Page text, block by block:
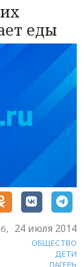
еды
24 июля 2014
ОБЩЕСТВО
ДЕТИ
ЛАГЕРЬ